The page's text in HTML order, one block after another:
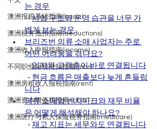
澳洲报税基础指南(basic)
澳洲税务抵扣指南(deductions)
澳洲收入申报指南(income)
不同职业报税抵扣指南(jobs)
澳洲房租收入报税指南(rent)
澳洲资本增值税指南（CGT）
澳洲医疗与私人保险税务指南(medicare)
는 경우
  -
사업 구조와 운영 습관을 너무 가
볍게 보는 경우
브리즈번 의류 소매 사업자는 주로
어떤 어려움을 겪나요?
  -
입지와 고객층이 바로 연결됩니다
  -
현금 흐름은 매출보다 늦게 흔들립
니다
의류 소매업 벤치마크와 재무 비율
은 어떻게 해석해야 하나요?
  -
재고 지표는 세무와도 연결됩니다